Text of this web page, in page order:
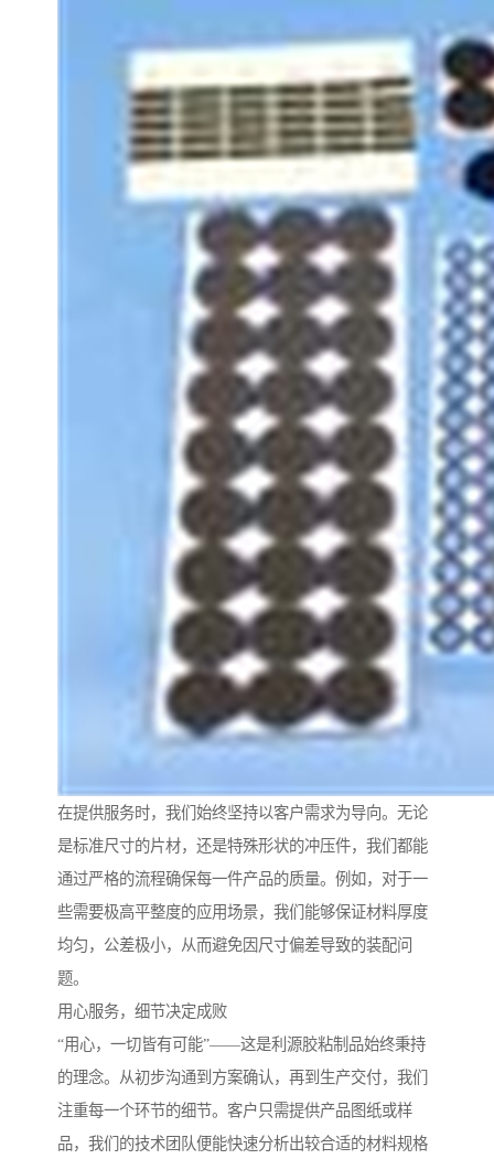
在提供服务时，我们始终坚持以客户需求为导向。无论
是标准尺寸的片材，还是特殊形状的冲压件，我们都能
通过严格的流程确保每一件产品的质量。例如，对于一
些需要极高平整度的应用场景，我们能够保证材料厚度
均匀，公差极小，从而避免因尺寸偏差导致的装配问
题。
用心服务，细节决定成败
“用心，一切皆有可能”——这是利源胶粘制品始终秉持
的理念。从初步沟通到方案确认，再到生产交付，我们
注重每一个环节的细节。客户只需提供产品图纸或样
品，我们的技术团队便能快速分析出较合适的材料规格